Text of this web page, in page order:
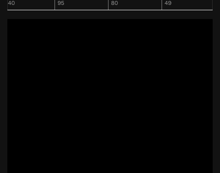
40
95 80 49